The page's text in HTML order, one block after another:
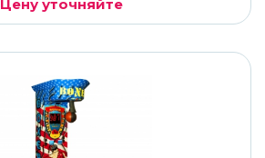
Цену уточняйте